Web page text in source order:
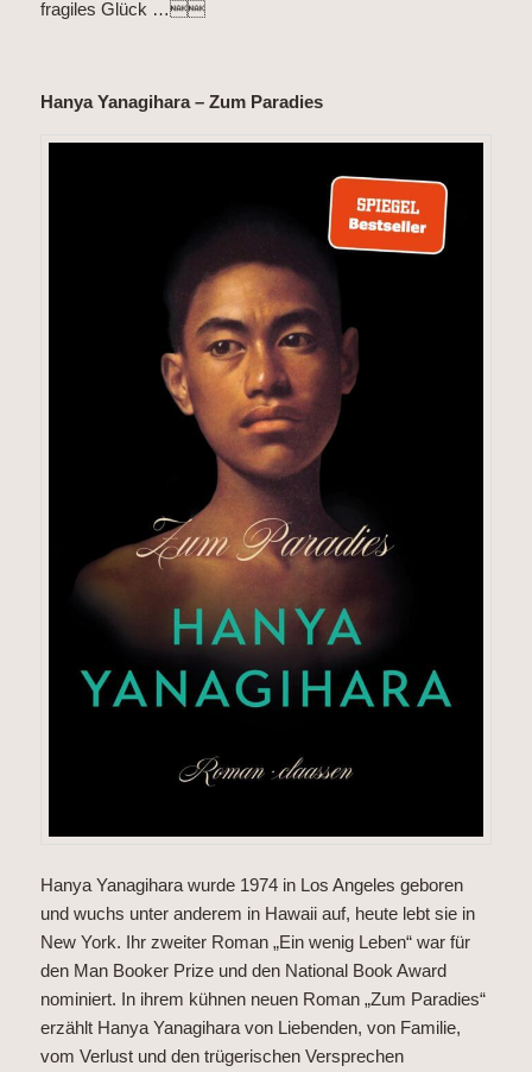
fragiles Glück …
Hanya Yanagihara – Zum Paradies
Hanya Yanagihara wurde 1974 in Los Angeles geboren
und wuchs unter anderem in Hawaii auf, heute lebt sie in
New York. Ihr zweiter Roman „Ein wenig Leben“ war für
den Man Booker Prize und den National Book Award
nominiert. In ihrem kühnen neuen Roman „Zum Paradies“
erzählt Hanya Yanagihara von Liebenden, von Familie,
vom Verlust und den trügerischen Versprechen